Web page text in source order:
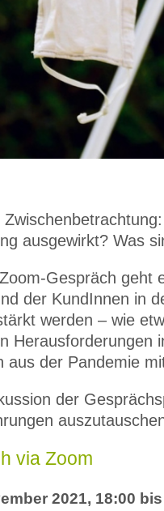
ausgewirkt? Was
Gespräch geht
der KundInnen in
werden – wie
Herausforderungen
aus der Pandemie
der
via Zoom
2021, 18:00